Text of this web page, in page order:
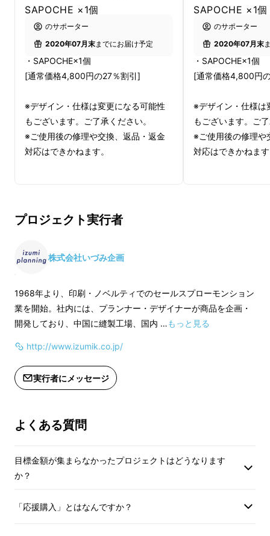
SAPOCHE ×1個
のサポーター
2020年07月末までにお届け予定
・SAPOCHE×1個
[通常価格4,800円の27％割引]
※デザイン・仕様は変更になる可能性
もございます。ご了承ください。
※ご使用後の修理や交換、返品・返金
対応はできかねます。
SAPOCHE ×1個
のサポーター
2020年07月末
・SAPOCHE×1個
[通常価格4,800円
※デザイン・仕様は
もございます。ご
※ご使用後の修理や
対応はできかねま
プロジェクト実行者
株式会社いづみ企画
1968年より、印刷・ノベルティでのセールスプローモンション
業を開始。社内には、プランナー・デザイナーが商品を企画・
開発しており、中国に縫製工場、国内 …もっと見る
http://www.izumik.co.jp/
実行者にメッセージ
よくある質問
目標金額が集まらなかったプロジェクトはどうなります
か？
「応援購入」とはなんですか？